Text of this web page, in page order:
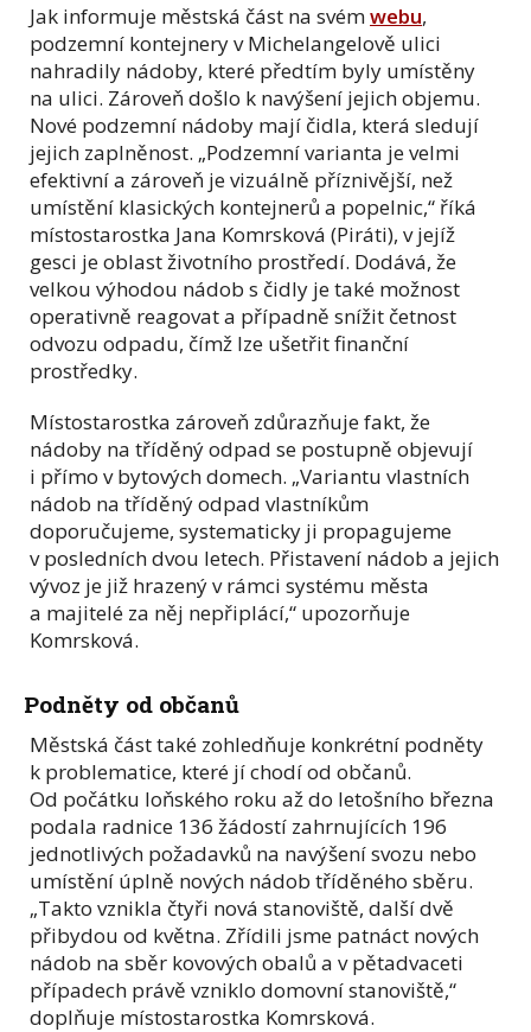
Jak informuje městská část na svémwebu,
podzemní kontejnery v Michelangelově ulici
nahradily nádoby, které předtím byly umístěny
na ulici. Zároveň došlo k navýšení jejich objemu.
Nové podzemní nádoby mají čidla, která sledují
jejich zaplněnost. „Podzemní varianta je velmi
efektivní a zároveň je vizuálně příznivější, než
umístění klasických kontejnerů a popelnic,“ říká
místostarostka Jana Komrsková (Piráti), v jejíž
gesci je oblast životního prostředí. Dodává, že
velkou výhodou nádob s čidly je také možnost
operativně reagovat a případně snížit četnost
odvozu odpadu, čímž lze ušetřit finanční
prostředky.
Místostarostka zároveň zdůrazňuje fakt, že
nádoby na tříděný odpad se postupně objevují
i přímo v bytových domech. „Variantu vlastních
nádob na tříděný odpad vlastníkům
doporučujeme, systematicky ji propagujeme
v posledních dvou letech. Přistavení nádob a jejich
vývoz je již hrazený v rámci systému města
a majitelé za něj nepřiplácí,“ upozorňuje
Komrsková.
Podněty od občanů
Městská část také zohledňuje konkrétní podněty
k problematice, které jí chodí od občanů.
Od počátku loňského roku až do letošního března
podala radnice 136 žádostí zahrnujících 196
jednotlivých požadavků na navýšení svozu nebo
umístění úplně nových nádob tříděného sběru.
„Takto vznikla čtyři nová stanoviště, další dvě
přibydou od května. Zřídili jsme patnáct nových
nádob na sběr kovových obalů a v pětadvaceti
případech právě vzniklo domovní stanoviště,“
doplňuje místostarostka Komrsková.